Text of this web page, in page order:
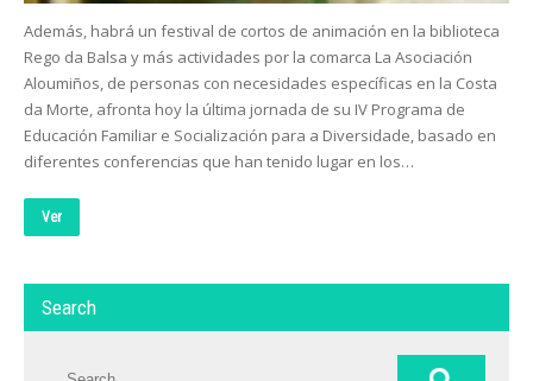
Además, habrá un festival de cortos de animación en la biblioteca
Rego da Balsa y más actividades por la comarca La Asociación
Aloumiños, de personas con necesidades específicas en la Costa
da Morte, afronta hoy la última jornada de su IV Programa de
Educación Familiar e Socialización para a Diversidade, basado en
diferentes conferencias que han tenido lugar en los…
Ver
Search